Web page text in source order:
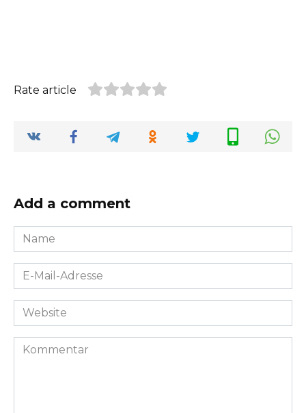
Rate article
Add a comment
Name
*
E-
Mail-
Adresse
Website
Kommentar